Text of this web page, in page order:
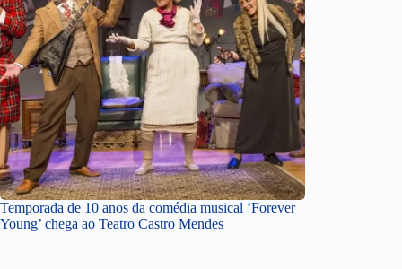
Temporada de 10 anos da comédia musical ‘Forever
Young’ chega ao Teatro Castro Mendes